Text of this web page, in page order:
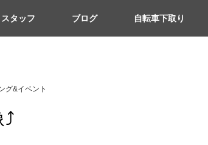
スタッフ ブログ 自転車下取り
グ&イベント
⤴︎